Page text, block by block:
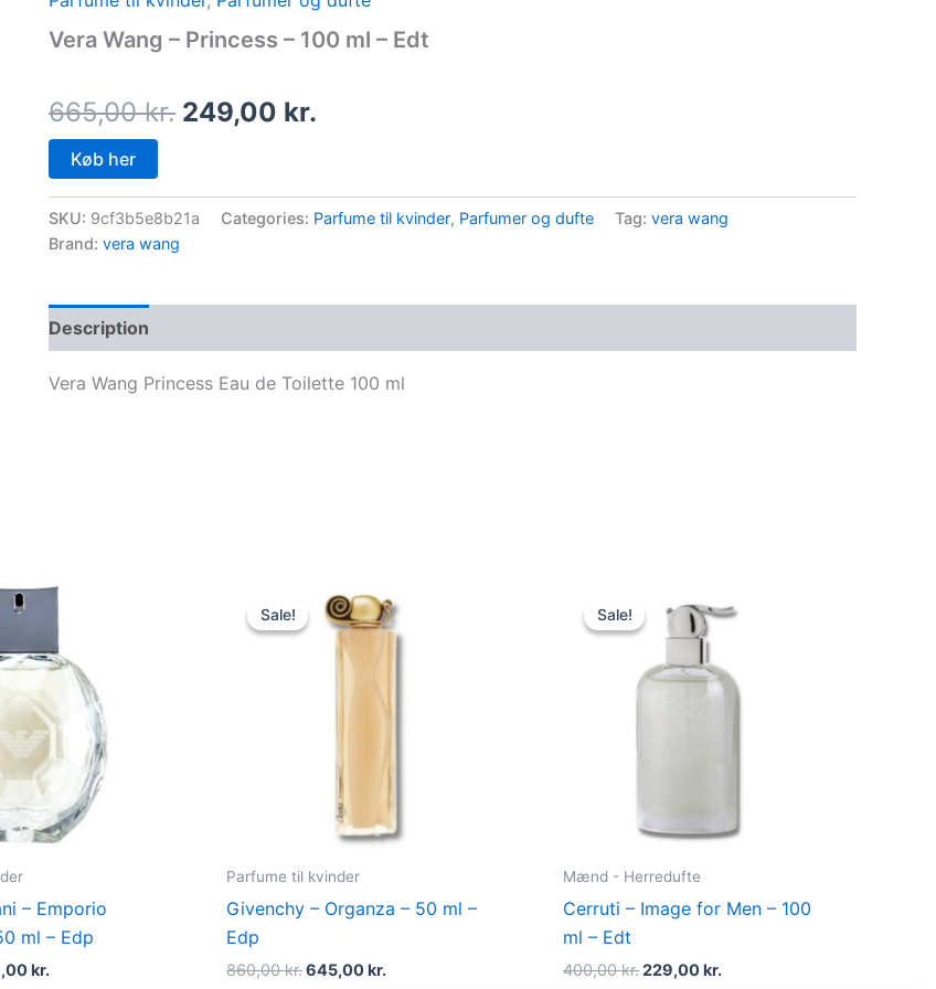
Vera Wang – Princess – 100 ml – Edt
665,00kr.
price
was:
665,00 kr..
249,00 kr.
price
is:
Køb her
SKU: 9cf3b5e8b21a Categories: Parfume til kvinder, Parfumer og dufte Tag: vera wang
Brand: vera wang
Description
Vera Wang Princess Eau de Toilette 100 ml
– Emporio
ml – Edp
kr.
Current
price
is:
479,00 kr..
Sale!
Sale!
Parfume til kvinder
Givenchy – Organza – 50 ml –
Edp
860,00kr.
price
was:
860,00 kr..
645,00kr.
price
is:
Sale!
Sale!
Mænd - Herredufte
Cerruti – Image for Men – 100
ml – Edt
400,00kr.
price
was:
400,00 kr..
229,00kr.
price
is: